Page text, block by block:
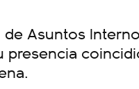
Asuntos
presencia